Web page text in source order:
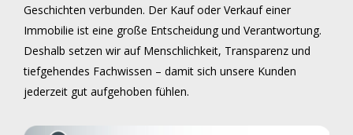
Geschichten verbunden. Der Kauf oder Verkauf einer
Immobilie ist eine große Entscheidung und Verantwortung.
Deshalb setzen wir auf Menschlichkeit, Transparenz und
tiefgehendes Fachwissen – damit sich unsere Kunden
jederzeit gut aufgehoben fühlen.